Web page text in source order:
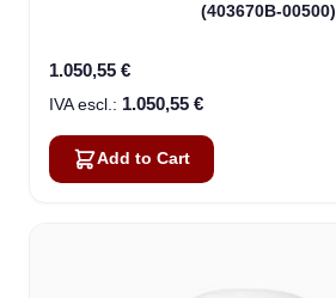
(403670B-00500)
1.050,55 €
1.050,55 €
Add to Cart